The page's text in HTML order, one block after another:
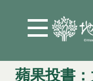
蘋果投書